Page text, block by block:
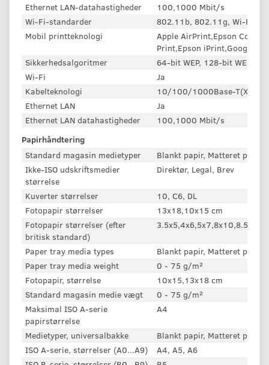
Ethernet LAN-datahastigheder
100,1000 Mbit/s
Wi-Fi-standarder
802.11b, 802.11g, Wi-Fi 4
Mobil printteknologi
Apple AirPrint,Epson
Print,Epson iPrint,Google
Sikkerhedsalgoritmer
64-bit WEP, 128-bit WEP,
Wi-Fi
Ja
Kabelteknologi
10/100/1000Base-T(X)
Ethernet LAN
Ja
Ethernet LAN datahastigheder
100,1000 Mbit/s
Papirhåndtering
Standard magasin medietyper
Blankt papir, Matteret
Ikke-ISO udskriftsmedier
størrelse
Direktør, Legal, Brev
Kuverter størrelser
10, C6, DL
Fotopapir størrelser
13x18,10x15 cm
Fotopapir størrelser (efter
britisk standard)
3.5x5,4x6,5x7,8x10,8.5x11
Paper tray media types
Blankt papir, Matteret
Paper tray media weight
0 - 75 g/m²
Fotopapir, størrelse
10x15,13x18 cm
Standard magasin medie vægt
0 - 75 g/m²
Maksimal ISO A-serie
papirstørrelse
A4
Medietyper, universalbakke
Blankt papir, Matteret
ISO A-serie, størrelser (A0...A9)
A4, A5, A6